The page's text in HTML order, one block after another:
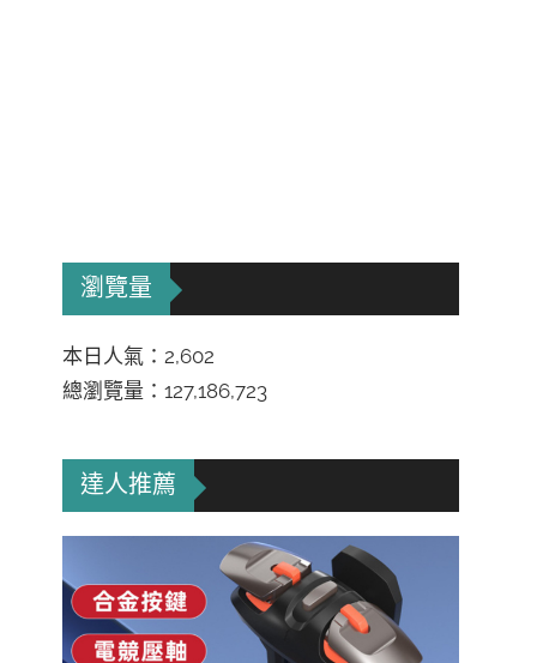
瀏覽量
本日人氣：2,602
總瀏覽量：127,186,723
達人推薦